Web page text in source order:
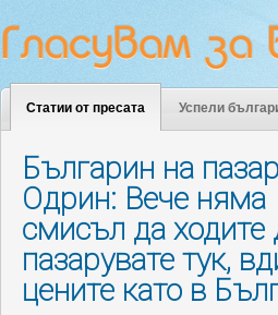
Статии от пресата Успели
Българин на
Одрин: Вече няма
смисъл да ходите
пазарувате тук,
цените като в